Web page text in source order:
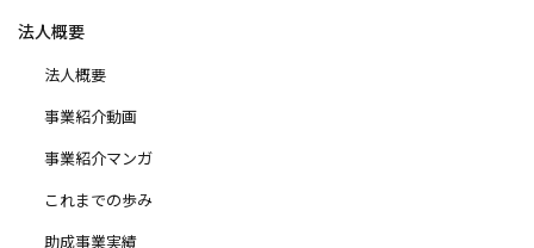
法人概要
法人概要
事業紹介動画
事業紹介マンガ
これまでの歩み
助成事業実績